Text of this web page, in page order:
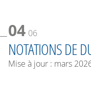
04 06
NOTATIONS DE
Mise à jour : mars